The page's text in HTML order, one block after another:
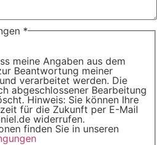
*
meine Angaben aus dem
Beantwortung meiner
verarbeitet werden. Die
abgeschlossener Bearbeitung
Hinweis: Sie können Ihre
für die Zukunft per E-Mail
widerrufen.
finden Sie in unseren